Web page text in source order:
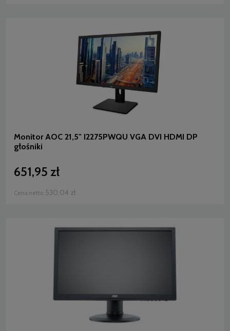
Monitor AOC 21,5" I2275PWQU VGA DVI HDMI DP
głośniki
651,95 zł
Cena netto: 530,04 zł